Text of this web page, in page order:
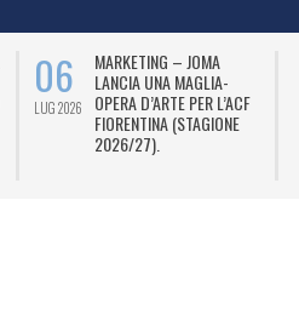
06
LUG 2026
MARKETING – JOMA
LANCIA UNA MAGLIA-
OPERA D’ARTE PER L’ACF
FIORENTINA (STAGIONE
2026/27).